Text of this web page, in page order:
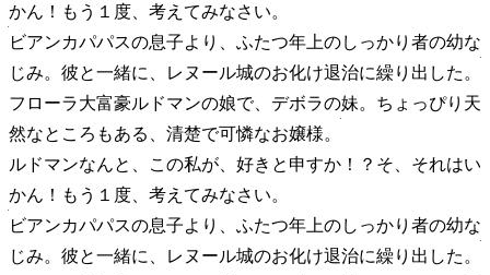
かん！もう１度、考えてみなさい。
ビアンカパパスの息子より、ふたつ年上のしっかり者の幼な
じみ。彼と一緒に、レヌール城のお化け退治に繰り出した。
フローラ大富豪ルドマンの娘で、デボラの妹。ちょっぴり天
然なところもある、清楚で可憐なお嬢様。
ルドマンなんと、この私が、好きと申すか！？そ、それはい
かん！もう１度、考えてみなさい。
ビアンカパパスの息子より、ふたつ年上のしっかり者の幼な
じみ。彼と一緒に、レヌール城のお化け退治に繰り出した。